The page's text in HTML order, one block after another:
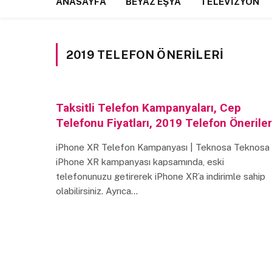
2019 TELEFON ÖNERILERI
Taksitli Telefon Kampanyaları, Cep
Telefonu Fiyatları, 2019 Telefon
iPhone XR Telefon Kampanyası | Teknosa Teknosa
iPhone XR kampanyası kapsamında, eski
telefonunuzu getirerek iPhone XR’a indirimle sahip
olabilirsiniz. Ayrıca…